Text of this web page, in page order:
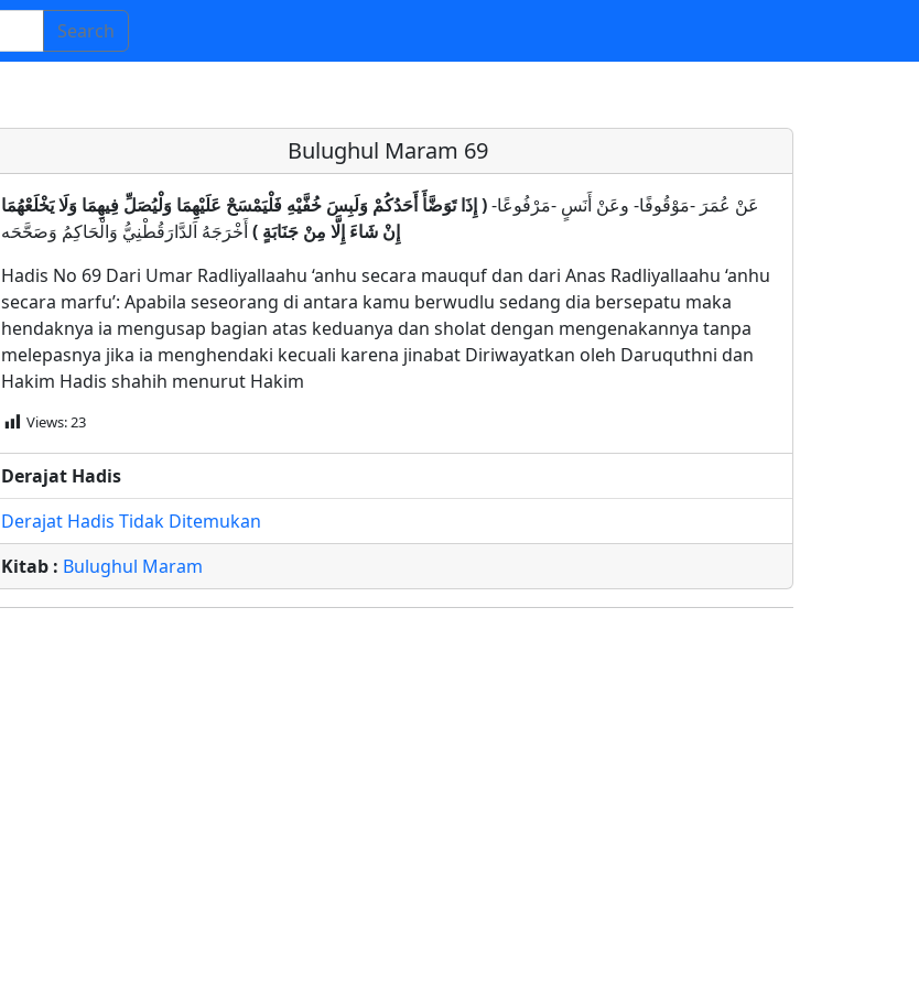
Search
Bulughul Maram 69
عَنْ عُمَرَ -مَوْقُوفًا- وعَنْ أَنَسٍ -مَرْفُوعًا-( إِذَا تَوَضَّأَ أَحَدُكُمْ وَلَبِسَ خُفَّيْهِ فَلْيَمْسَحْ عَلَيْهِمَا وَلْيُصَلِّ فِيهِمَا وَلَا يَخْلَعْهُمَا
إِنْ شَاءَ إِلَّا مِنْ جَنَابَةٍ )أَخْرَجَهُ اَلدَّارَقُطْنِيُّ وَالْحَاكِمُ وَصَحَّحَه
Hadis No 69 Dari Umar Radliyallaahu ‘anhu secara mauquf dan dari Anas Radliyallaahu ‘anhu
secara marfu’: Apabila seseorang di antara kamu berwudlu sedang dia bersepatu maka
hendaknya ia mengusap bagian atas keduanya dan sholat dengan mengenakannya tanpa
melepasnya jika ia menghendaki kecuali karena jinabat Diriwayatkan oleh Daruquthni dan
Hakim Hadis shahih menurut Hakim
Views:23
Derajat Hadis
Derajat Hadis Tidak Ditemukan
Kitab : Bulughul Maram